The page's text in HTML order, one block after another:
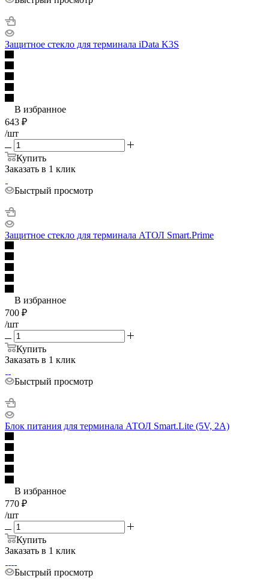
Защитное стекло для терминала iData K3S
В избранное
643 ₽
/шт
Купить
Заказать в 1 клик
Быстрый просмотр
Защитное стекло для терминала АТОЛ Smart.Prime
В избранное
700 ₽
/шт
Купить
Заказать в 1 клик
Быстрый просмотр
Блок питания для терминала АТОЛ Smart.Lite (5V, 2A)
В избранное
770 ₽
/шт
Купить
Заказать в 1 клик
Быстрый просмотр